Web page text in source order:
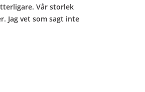
Vår storlek
Jag vet som sagt inte